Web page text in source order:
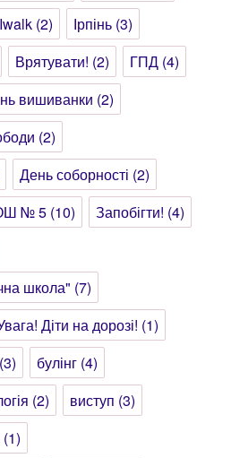
(2) Ірпінь (3)
Врятувати! (2) ГПД (4)
вишиванки (2)
(2)
День соборності (2)
№ 5 (10) Запобігти! (4)
школа" (7)
Діти на дорозі! (1)
(3) булінг (4)
(2) виступ (3)
(1)